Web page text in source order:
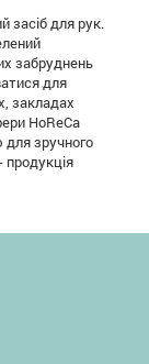
засіб для рук.
забруднень
для
закладах
HoReCa
зручного
продукція